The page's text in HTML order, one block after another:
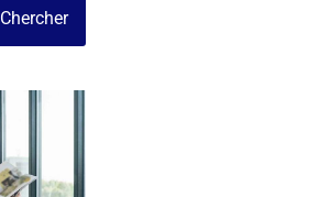
Chercher